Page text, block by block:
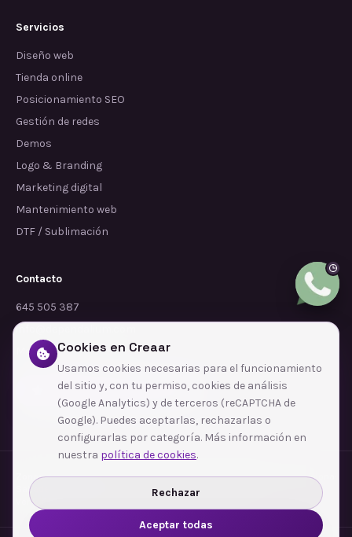
Servicios
Diseño web
Tienda online
Posicionamiento SEO
Gestión de redes
Demos
Logo & Branding
Marketing digital
Mantenimiento web
DTF / Sublimación
Contacto
645 505 387
info@dependalium.com
Mataró (Barcelona)
Déjanos tu reseña en Google
Zonas de cobertura·Barcelona·L'Hospitalet de Llobregat·Terrassa·Badalona
Sabadell
Santa Coloma de Gramenet
Ver todas las zonas →
Cookies en Creaar
Usamos cookies necesarias para el funcionamiento
del sitio y, con tu permiso, cookies de análisis
(Google Analytics) y de terceros (reCAPTCHA de
Google). Puedes aceptarlas, rechazarlas o
configurarlas por categoría. Más información en
nuestra política de cookies.
Rechazar
Aceptar todas